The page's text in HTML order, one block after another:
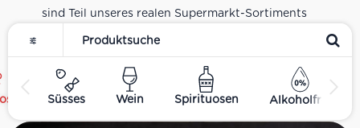
Süsses Wein Spirituosen Alkoholfrei
sind Teil unseres realen Supermarkt-Sortiments
und spiegeln italienische Alltagsküche und
Tradition wider. Italienische Feinkost online
kaufen.